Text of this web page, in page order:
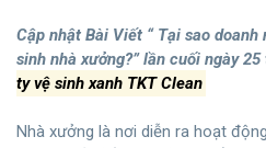
Cập nhật Bài Viết “ Tại sao
sinh nhà xưởng?” lần cuối ngày
ty vệ sinh xanh TKT Clean
Nhà xưởng là nơi diễn ra hoạt